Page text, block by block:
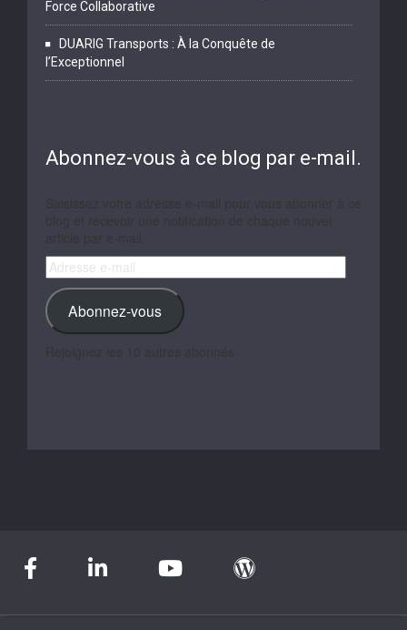
Force Collaborative
DUARIG Transports : À la Conquête de
l’Exceptionnel
Abonnez-vous à ce blog par e-mail.
Adresse
e-
mail
Abonnez-vous